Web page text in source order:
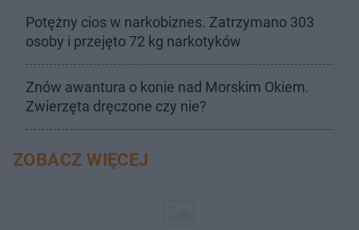
Potężny cios w narkobiznes. Zatrzymano 303
osoby i przejęto 72 kg narkotyków
Znów awantura o konie nad Morskim Okiem.
Zwierzęta dręczone czy nie?
ZOBACZ WIĘCEJ